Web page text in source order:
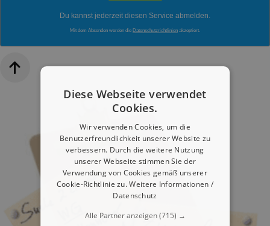
Du kannst jederzeit diesen Service abmelden.
Mit dem Absenden werden die Datenschutzrichtlinien akzeptiert.
Diese Webseite verwendet
Cookies.
Wir verwenden Cookies, um die
Benutzerfreundlichkeit unserer Website zu
verbessern. Durch die weitere Nutzung
unserer Webseite stimmen Sie der
Verwendung von Cookies gemäß unserer
Cookie-Richtlinie zu.Weitere Informationen /
Datenschutz
Alle Partner anzeigen(715) →